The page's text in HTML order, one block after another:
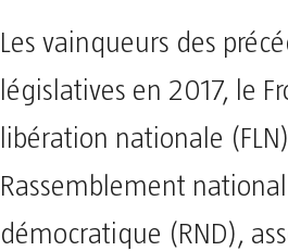
Les vainqueurs des
législatives en 2017, le
libération nationale
Rassemblement national
démocratique (RND),